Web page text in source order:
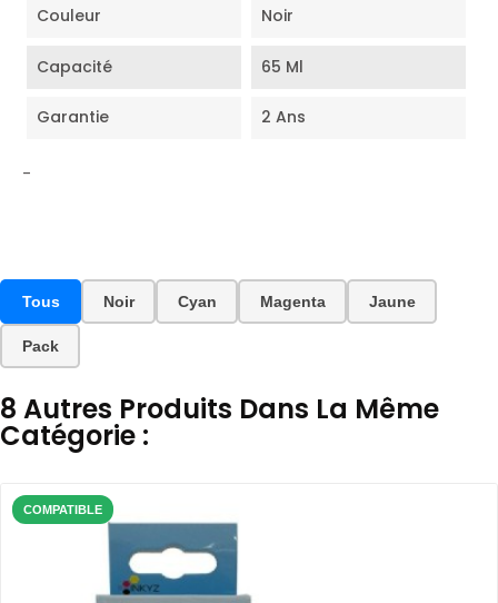
Couleur Noir
Capacité 65 Ml
Garantie 2 Ans
-
Tous Noir Cyan Magenta Jaune
Pack
8 Autres Produits Dans La Même
Catégorie :
COMPATIBLE